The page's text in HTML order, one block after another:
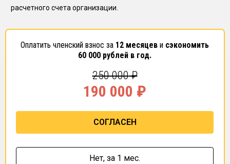
расчетного счета организации.
Оплатить членский взнос за 12 месяцев и сэкономить
60 000 рублей в год.
250 000₽
190 000 ₽
СОГЛАСЕН
Нет, за 1 мес.